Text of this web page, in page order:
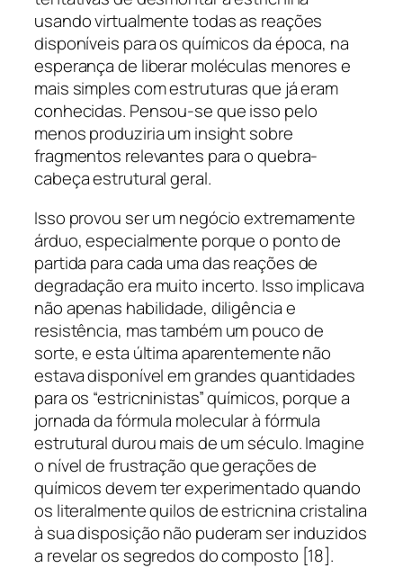
usando virtualmente todas as reações
disponíveis para os químicos da época, na
esperança de liberar moléculas menores e
mais simples com estruturas que já eram
conhecidas. Pensou-se que isso pelo
menos produziria um insight sobre
fragmentos relevantes para o quebra-
cabeça estrutural geral.
Isso provou ser um negócio extremamente
árduo, especialmente porque o ponto de
partida para cada uma das reações de
degradação era muito incerto. Isso implicava
não apenas habilidade, diligência e
resistência, mas também um pouco de
sorte, e esta última aparentemente não
estava disponível em grandes quantidades
para os “estricninistas” químicos, porque a
jornada da fórmula molecular à fórmula
estrutural durou mais de um século. Imagine
o nível de frustração que gerações de
químicos devem ter experimentado quando
os literalmente quilos de estricnina cristalina
à sua disposição não puderam ser induzidos
a revelar os segredos do composto [18].